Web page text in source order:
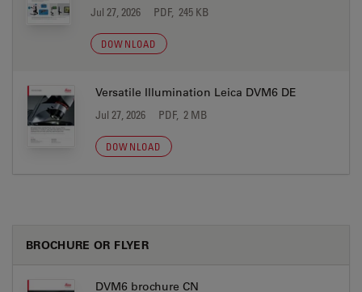
Jul 27, 2026 PDF, 245 KB
DOWNLOAD
Versatile Illumination Leica DVM6 DE
Jul 27, 2026 PDF, 2 MB
DOWNLOAD
BROCHURE OR FLYER
DVM6 brochure CN